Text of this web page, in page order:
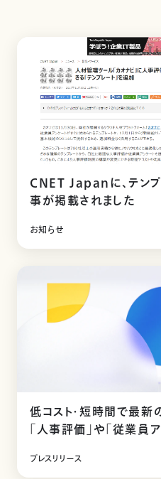
CNET Japanに、テン
事が掲載されました
お知らせ
低コスト・短時間で最
「人事評価」や「従業員ア
プレスリリース